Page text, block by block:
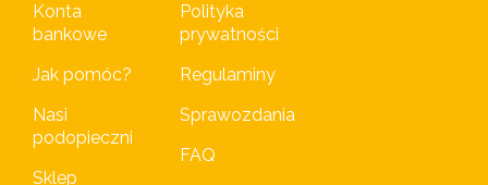
Konta
bankowe
Jak pomóc?
Nasi
podopieczni
Sklep
Polityka
prywatności
Regulaminy
Sprawozdania
FAQ